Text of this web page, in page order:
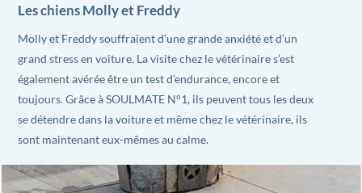
Les chiens Molly et Freddy
Molly et Freddy souffraient d’une grande anxiété et d’un
grand stress en voiture. La visite chez le vétérinaire s’est
également avérée être un test d’endurance, encore et
toujours. Grâce à SOULMATE N°1, ils peuvent tous les deux
se détendre dans la voiture et même chez le vétérinaire, ils
sont maintenant eux-mêmes au calme.